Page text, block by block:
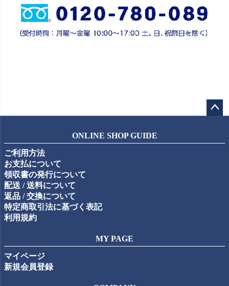
ップ
ONLINE SHOP GUIDE
ご利用方法
お支払について
領収書の発行について
配送 / 送料について
返品 / 交換について
特定商取引法に基づく表記
利用規約
MY PAGE
マイページ
新規会員登録